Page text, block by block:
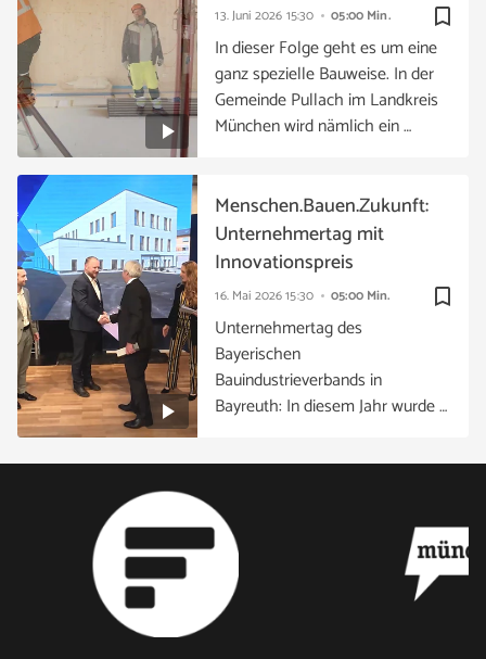
bookmark_border
13. Juni 2026 15:30 05:00 Min.
In dieser Folge geht es um eine
ganz spezielle Bauweise. In der
Gemeinde Pullach im Landkreis
München wird nämlich ein …
bookmark_border
16. Mai 202615:30 05:00 Min.
Menschen.Bauen.Zukunft:
Unternehmertag mit
Innovationspreis
Unternehmertag des
Bayerischen
Bauindustrieverbands in
Bayreuth: In diesem Jahr wurde …